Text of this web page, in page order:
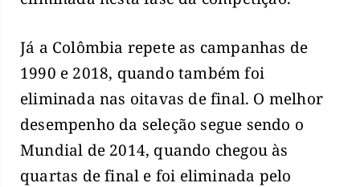
Já a Colômbia repete as campanhas de
1990 e 2018, quando também foi
eliminada nas oitavas de final. O melhor
desempenho da seleção segue sendo o
Mundial de 2014, quando chegou às
quartas de final e foi eliminada pelo